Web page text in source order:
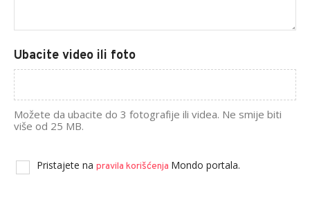
Ubacite video ili foto
Možete da ubacite do 3 fotografije ili videa. Ne smije biti
više od 25 MB.
Pristajete na pravila korišćenja Mondo portala.